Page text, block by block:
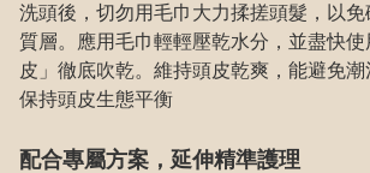
洗頭後，切勿用毛巾大力揉搓頭髮，以
質層。應用毛巾輕輕壓乾水分，並盡快
皮」徹底吹乾。維持頭皮乾爽，能避免潮
保持頭皮生態平衡
配合專屬方案，延伸精準護理